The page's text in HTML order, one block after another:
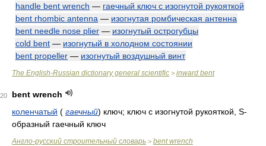
handle bent wrench — гаечный ключ с изогнутой рукояткой
bent rhombic antenna — изогнутая ромбическая антенна
bent needle nose plier — изогнутый острогубцы
cold bent — изогнутый в холодном состоянии
bent propeller — изогнутый воздушный винт
The English-Russian dictionary general scientific > inward bent
20
bent wrench
коленчатый ( гаечный) ключ; ключ с изогнутой рукояткой, S-
образный гаечный ключ
Англо-русский строительный словарь > bent wrench